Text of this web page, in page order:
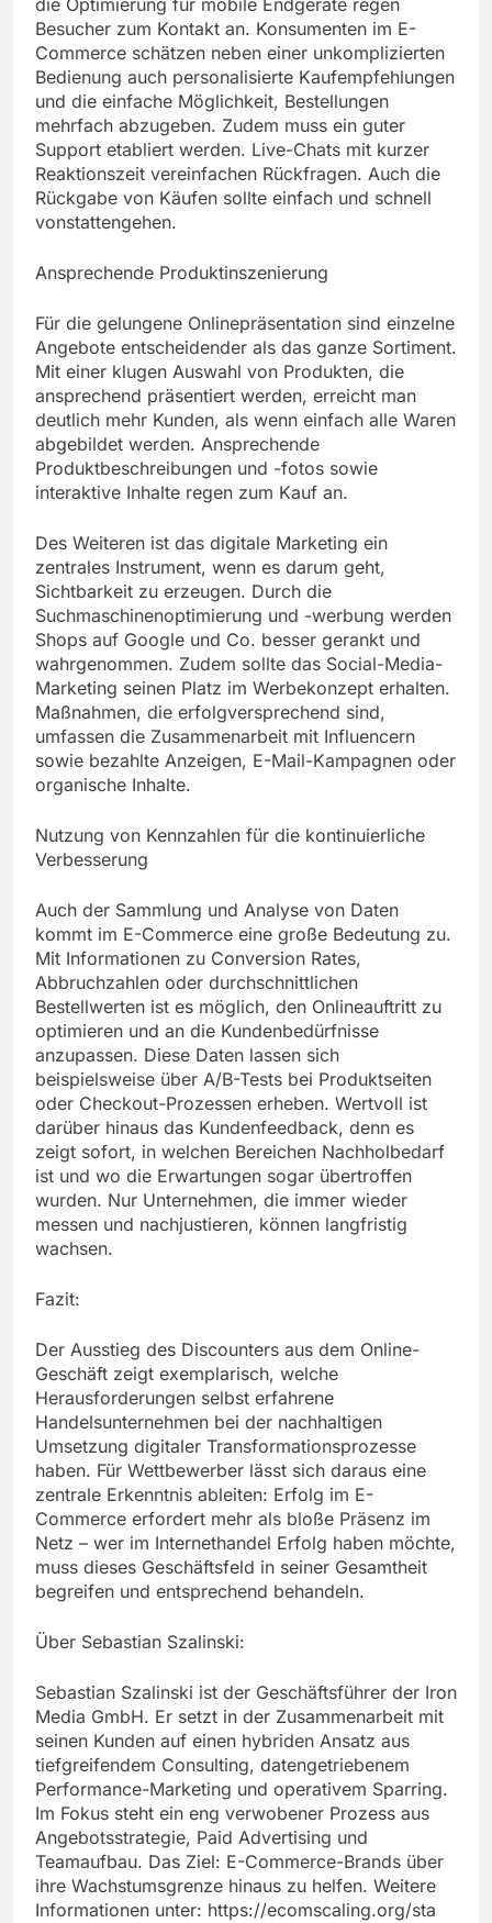
die Optimierung für mobile Endgeräte regen
Besucher zum Kontakt an. Konsumenten im E-
Commerce schätzen neben einer unkomplizierten
Bedienung auch personalisierte Kaufempfehlungen
und die einfache Möglichkeit, Bestellungen
mehrfach abzugeben. Zudem muss ein guter
Support etabliert werden. Live-Chats mit kurzer
Reaktionszeit vereinfachen Rückfragen. Auch die
Rückgabe von Käufen sollte einfach und schnell
vonstattengehen.
Ansprechende Produktinszenierung
Für die gelungene Onlinepräsentation sind einzelne
Angebote entscheidender als das ganze Sortiment.
Mit einer klugen Auswahl von Produkten, die
ansprechend präsentiert werden, erreicht man
deutlich mehr Kunden, als wenn einfach alle Waren
abgebildet werden. Ansprechende
Produktbeschreibungen und -fotos sowie
interaktive Inhalte regen zum Kauf an.
Des Weiteren ist das digitale Marketing ein
zentrales Instrument, wenn es darum geht,
Sichtbarkeit zu erzeugen. Durch die
Suchmaschinenoptimierung und -werbung werden
Shops auf Google und Co. besser gerankt und
wahrgenommen. Zudem sollte das Social-Media-
Marketing seinen Platz im Werbekonzept erhalten.
Maßnahmen, die erfolgversprechend sind,
umfassen die Zusammenarbeit mit Influencern
sowie bezahlte Anzeigen, E-Mail-Kampagnen oder
organische Inhalte.
Nutzung von Kennzahlen für die kontinuierliche
Verbesserung
Auch der Sammlung und Analyse von Daten
kommt im E-Commerce eine große Bedeutung zu.
Mit Informationen zu Conversion Rates,
Abbruchzahlen oder durchschnittlichen
Bestellwerten ist es möglich, den Onlineauftritt zu
optimieren und an die Kundenbedürfnisse
anzupassen. Diese Daten lassen sich
beispielsweise über A/B-Tests bei Produktseiten
oder Checkout-Prozessen erheben. Wertvoll ist
darüber hinaus das Kundenfeedback, denn es
zeigt sofort, in welchen Bereichen Nachholbedarf
ist und wo die Erwartungen sogar übertroffen
wurden. Nur Unternehmen, die immer wieder
messen und nachjustieren, können langfristig
wachsen.
Fazit:
Der Ausstieg des Discounters aus dem Online-
Geschäft zeigt exemplarisch, welche
Herausforderungen selbst erfahrene
Handelsunternehmen bei der nachhaltigen
Umsetzung digitaler Transformationsprozesse
haben. Für Wettbewerber lässt sich daraus eine
zentrale Erkenntnis ableiten: Erfolg im E-
Commerce erfordert mehr als bloße Präsenz im
Netz – wer im Internethandel Erfolg haben möchte,
muss dieses Geschäftsfeld in seiner Gesamtheit
begreifen und entsprechend behandeln.
Über Sebastian Szalinski:
Sebastian Szalinski ist der Geschäftsführer der Iron
Media GmbH. Er setzt in der Zusammenarbeit mit
seinen Kunden auf einen hybriden Ansatz aus
tiefgreifendem Consulting, datengetriebenem
Performance-Marketing und operativem Sparring.
Im Fokus steht ein eng verwobener Prozess aus
Angebotsstrategie, Paid Advertising und
Teamaufbau. Das Ziel: E-Commerce-Brands über
ihre Wachstumsgrenze hinaus zu helfen. Weitere
Informationen unter: https://ecomscaling.org/sta